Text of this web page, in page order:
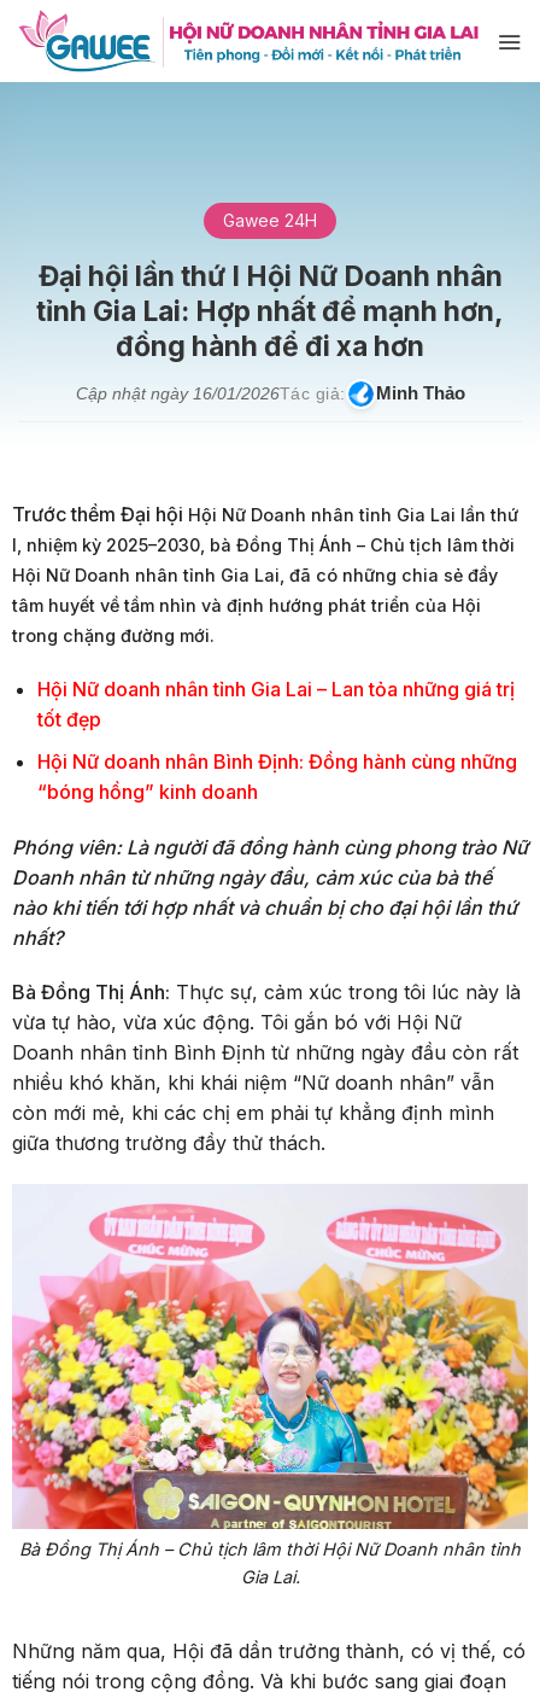
qua
Gawee 24H
Đại hội lần thứ I Hội Nữ Doanh nhân
tỉnh Gia Lai: Hợp nhất để mạnh hơn,
đồng hành để đi xa hơn
Cập nhật ngày 16/01/2026Tác giả: Minh Thảo
Trước thềm Đại hội Hội Nữ Doanh nhân tỉnh Gia Lai lần thứ
I, nhiệm kỳ 2025–2030, bà Đồng Thị Ánh – Chủ tịch lâm thời
Hội Nữ Doanh nhân tỉnh Gia Lai, đã có những chia sẻ đầy
tâm huyết về tầm nhìn và định hướng phát triển của Hội
trong chặng đường mới.
Hội Nữ doanh nhân tỉnh Gia Lai – Lan tỏa những giá trị
tốt đẹp
Hội Nữ doanh nhân Bình Định: Đồng hành cùng những
“bóng hồng” kinh doanh
Phóng viên: Là người đã đồng hành cùng phong trào Nữ
Doanh nhân từ những ngày đầu, cảm xúc của bà thế
nào khi tiến tới hợp nhất và chuẩn bị cho đại hội lần thứ
nhất?
Bà Đồng Thị Ánh: Thực sự, cảm xúc trong tôi lúc này là
vừa tự hào, vừa xúc động. Tôi gắn bó với Hội Nữ
Doanh nhân tỉnh Bình Định từ những ngày đầu còn rất
nhiều khó khăn, khi khái niệm “Nữ doanh nhân” vẫn
còn mới mẻ, khi các chị em phải tự khẳng định mình
giữa thương trường đầy thử thách.
Bà Đồng Thị Ánh – Chủ tịch lâm thời Hội Nữ Doanh nhân tỉnh
Gia Lai.
Những năm qua, Hội đã dần trưởng thành, có vị thế, có
tiếng nói trong cộng đồng. Và khi bước sang giai đoạn